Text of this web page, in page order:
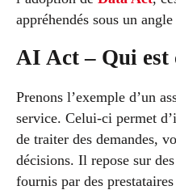
appréhendés sous un
AI Act – Qui est
Prenons l’exemple d’un
service. Celui-ci permet
de traiter des demandes,
décisions. Il repose sur
fournis par des